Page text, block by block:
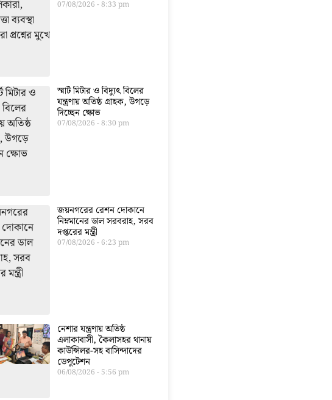
07/08/2026 8:33 pm
স্মার্ট মিটার ও বিদ্যুৎ বিলের
যন্ত্রণায় অতিষ্ঠ গ্রাহক, উগড়ে
দিচ্ছেন ক্ষোভ
07/08/2026 8:30 pm
জয়নগরের রেশন দোকানে
নিম্নমানের ডাল সরবরাহ, সরব
দপ্তরের মন্ত্রী
07/08/2026 6:23 pm
নেশার যন্ত্রণায় অতিষ্ঠ
এলাকাবাসী, কৈলাসহর থানায়
কাউন্সিলর-সহ বাসিন্দাদের
ডেপুটেশন
06/08/2026 5:56 pm